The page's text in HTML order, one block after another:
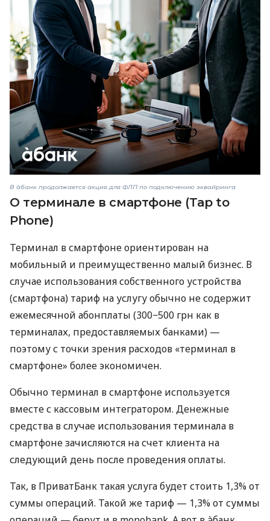
В àбанк продолжается акция для ФЛП по подключению эквайринга
О терминале в смартфоне (Tap to
Phone)
Терминал в смартфоне ориентирован на
мобильный и преимущественно малый бизнес. В
случае использования собственного устройства
(смартфона) тариф на услугу обычно не содержит
ежемесячной абонплаты (300−500 грн как в
терминалах, предоставляемых банками) —
поэтому с точки зрения расходов «терминал в
смартфоне» более экономичен.
Обычно терминал в смартфоне используется
вместе с кассовым интегратором. Денежные
средства в случае использования терминала в
смартфоне зачисляются на счет клиента на
следующий день после проведения оплаты.
Так, в ПриватБанк такая услуга будет стоить 1,3% от
суммы операций. Такой же тариф — 1,3% от суммы